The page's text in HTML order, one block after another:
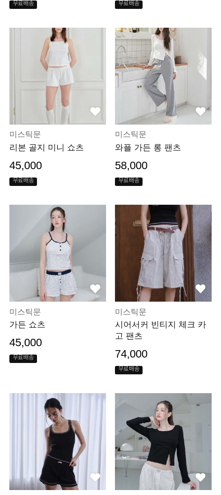
무료배송 무료배송
미스틱문
리본 골지 미니 쇼츠
45,000
무료배송
미스틱문
와플 가든 롱 팬츠
58,000
무료배송
미스틱문
가든 쇼츠
45,000
무료배송
미스틱문
시어서커 빈티지 체크 카
고 팬츠
74,000
무료배송